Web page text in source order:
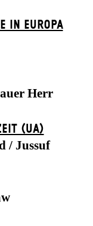
IN EUROPA
Herr
(UA)
/ Jussuf